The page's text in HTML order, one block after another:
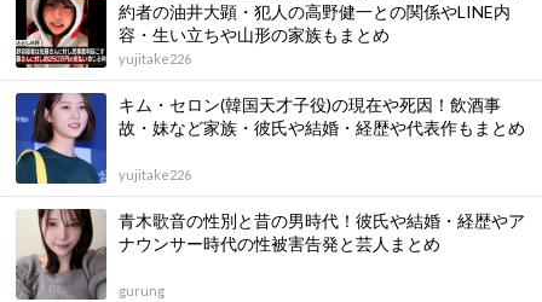
約者の油井大顕・犯人の高野健一との関係やLINE内
容・生い立ちや山形の家族もまとめ
yujitake226
キム・セロン(韓国天才子役)の現在や死因！飲酒事
故・妹など家族・彼氏や結婚・経歴や代表作もまとめ
yujitake226
青木歌音の性別と昔の男時代！彼氏や結婚・経歴やア
ナウンサー時代の性被害告発と芸人まとめ
gurung